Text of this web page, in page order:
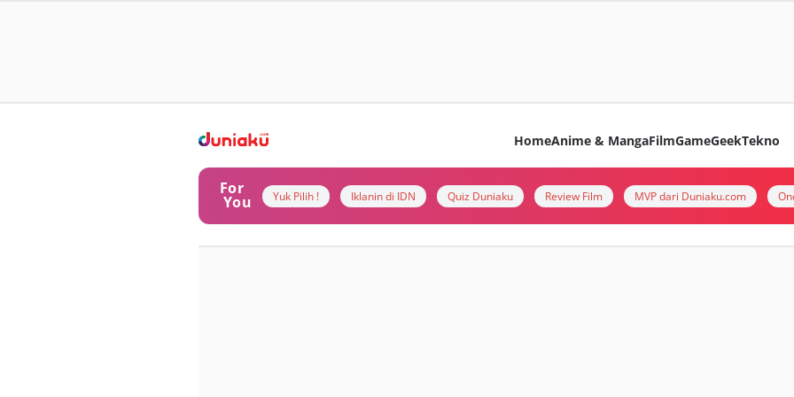
HomeAnime & MangaFilmGameGeekTekno
For
You Yuk Pilih ! Iklanin di IDN Quiz Duniaku Review Film MVP dari Duniaku.com